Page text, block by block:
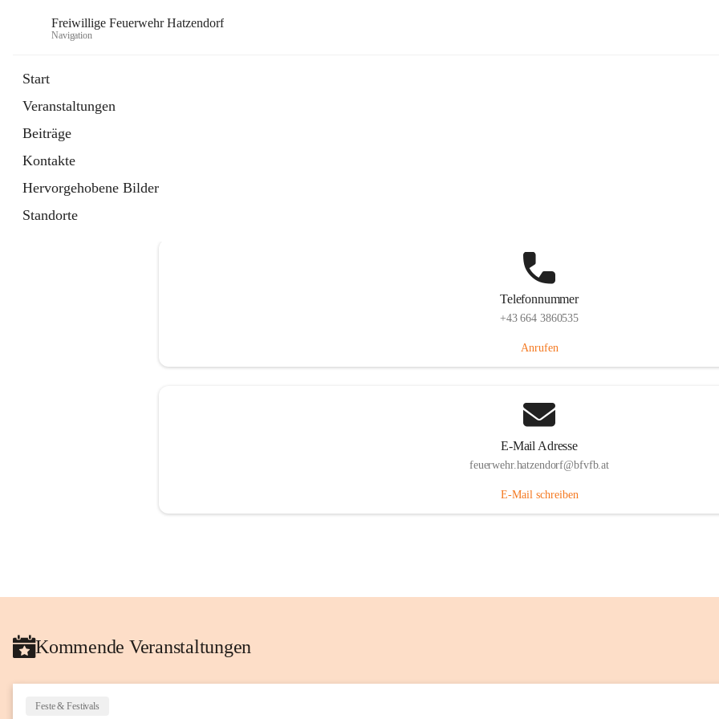
Freiwillige Feuerwehr Hatzendorf
Navigation
Start
Veranstaltungen
Beiträge
Kontakte
Hervorgehobene Bilder
Standorte
Telefonnummer
+43 664 3860535
Anrufen
E-Mail Adresse
feuerwehr.hatzendorf@bfvfb.at
E-Mail schreiben
Kommende Veranstaltungen
Feste & Festivals